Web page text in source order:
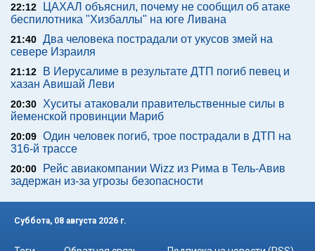
22:12
ЦАХАЛ объяснил, почему не сообщил об атаке
беспилотника "Хизбаллы" на юге Ливана
21:40 Два человека пострадали от укусов змей на
севере Израиля
21:12
В Иерусалиме в результате ДТП погиб певец и
хазан Авишай Леви
20:30 Хуситы атаковали правительственные силы в
йеменской провинции Мариб
20:09 Один человек погиб, трое пострадали в ДТП на
316-й трассе
20:00
Рейс авиакомпании Wizz из Рима в Тель-Авив
задержан из-за угрозы безопасности
Суббота, 08 августа 2026 г.